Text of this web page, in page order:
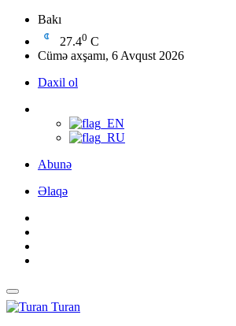
Bakı
27.40 C
Cümə axşamı, 6 Avqust 2026
Daxil ol
Abunə
Əlaqə
Turan